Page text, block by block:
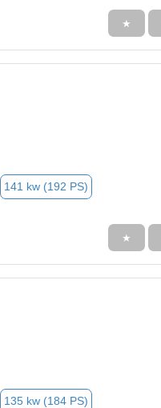
★
141 kw (192 PS)
★
135 kw (184 PS)